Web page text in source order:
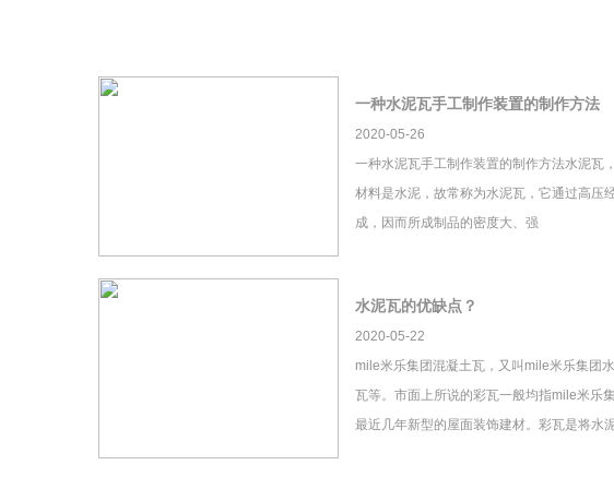
一种水泥瓦手工制作装置的制作方法
2020-05-26
一种水泥瓦手工制作装置的制作方法水泥瓦
材料是水泥，故常称为水泥瓦，它通过高压
成，因而所成制品的密度大、强
水泥瓦的优缺点？
2020-05-22
mile米乐集团混凝土瓦，又叫mile米乐集团
瓦等。市面上所说的彩瓦一般均指mile米乐
最近几年新型的屋面装饰建材。彩瓦是将水